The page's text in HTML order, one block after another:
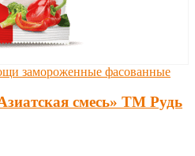
замороженные фасованные
смесь» ТМ Рудь